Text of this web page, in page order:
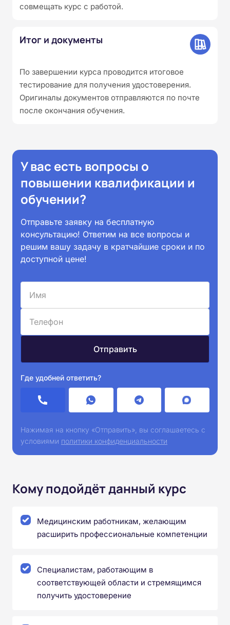
совмещать курс с работой.
Итог и документы
По завершении курса проводится итоговое
тестирование для получения удостоверения.
Оригиналы документов отправляются по почте
после окончания обучения.
У вас есть вопросы о
повышении квалификации и
обучении?
Отправьте заявку на бесплатную
консультацию! Ответим на все вопросы и
решим вашу задачу в кратчайшие сроки и по
доступной цене!
Где удобней ответить?
Нажимая на кнопку «Отправить», вы соглашаетесь с
условиями политики конфиденциальности
Кому подойдёт данный курс
Медицинским работникам, желающим
расширить профессиональные компетенции
Специалистам, работающим в
соответствующей области и стремящимся
получить удостоверение